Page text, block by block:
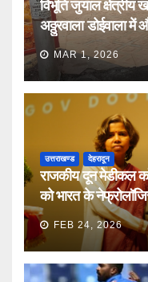
विभूति जुयाल क्षेत्रीय
अठ्ठुरवाला डोईवाला में
MAR 1, 2026
उत्तराखण्ड देहरादून
राजकीय दून मेडीकल
को भारत के
FEB 24, 2026